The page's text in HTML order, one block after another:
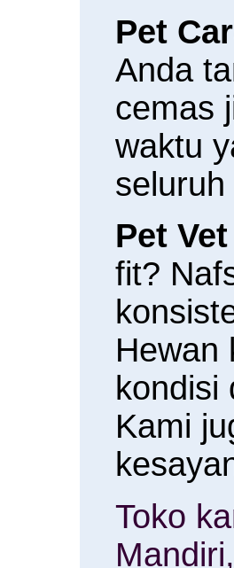
Pet
Anda
cemas
waktu
Pet Vet
fit?
Hewan
kondisi
Kami
Toko